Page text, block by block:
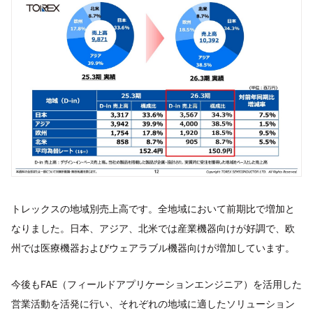
トレックスの地域別売上高です。全地域において前期比で増加と
なりました。日本、アジア、北米では産業機器向けが好調で、欧
州では医療機器およびウェアラブル機器向けが増加しています。
今後もFAE（フィールドアプリケーションエンジニア）を活用した
営業活動を活発に行い、それぞれの地域に適したソリューション